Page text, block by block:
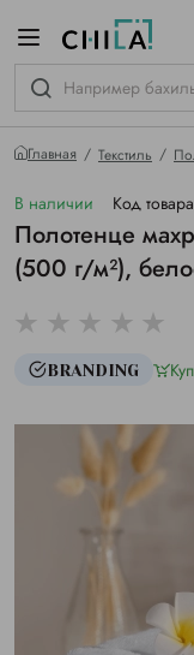
Главная Текстиль
В наличии Код
Полотенце
(500 г/м²),
BRANDING
гамме